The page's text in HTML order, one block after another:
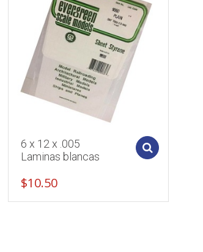
Add to cart6 x 12 x .005
Laminas blancas
$10.50